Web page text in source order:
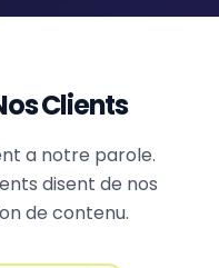
Clients
a notre parole.
disent de nos
de contenu.